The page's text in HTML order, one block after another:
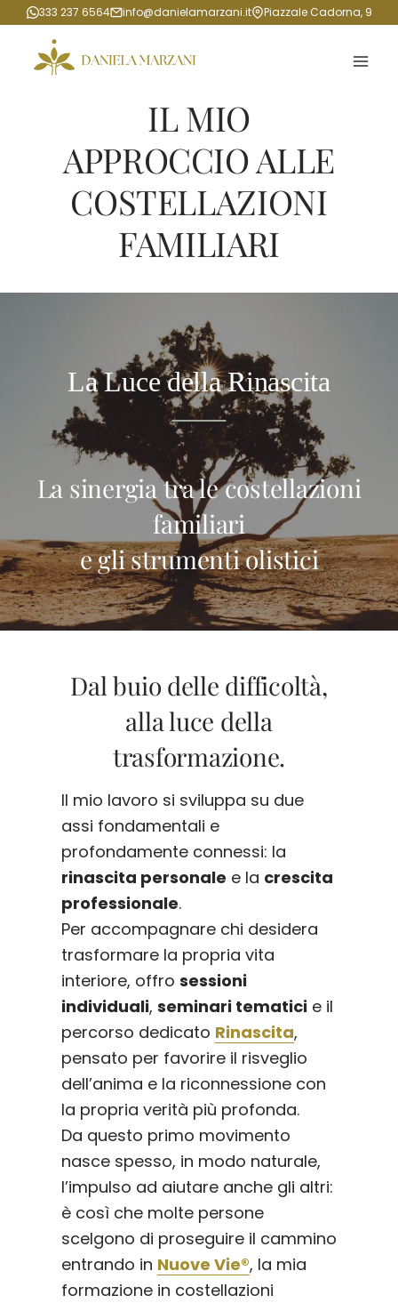
Salta
contenuto
333 237 6564 info@danielamarzani.it Piazzale Cadorna, 9
IL MIO
APPROCCIO ALLE
COSTELLAZIONI
FAMILIARI
La Luce della Rinascita
La sinergia tra le costellazioni
familiari
e gli strumenti olistici
Dal buio delle difficoltà,
alla luce della
trasformazione.
Il mio lavoro si sviluppa su due
assi fondamentali e
profondamente connessi: la
rinascita personale e la crescita
professionale.
Per accompagnare chi desidera
trasformare la propria vita
interiore, offro sessioni
individuali, seminari tematicie il
percorso dedicato Rinascita,
pensato per favorire il risveglio
dell’anima e la riconnessione con
la propria verità più profonda.
Da questo primo movimento
nasce spesso, in modo naturale,
l’impulso ad aiutare anche gli altri:
è così che molte persone
scelgono di proseguire il cammino
entrando in Nuove Vie®, la mia
formazione in costellazioni